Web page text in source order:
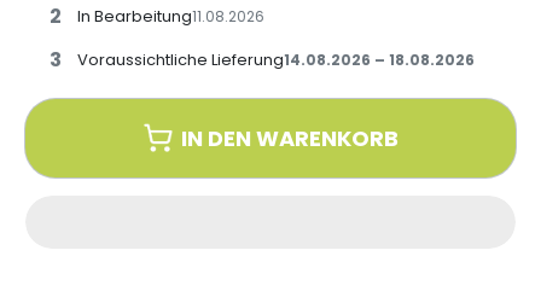
2 In Bearbeitung11.08.2026
3 Voraussichtliche Lieferung14.08.2026 – 18.08.2026
IN DEN WARENKORB